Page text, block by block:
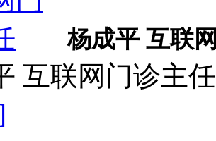
杨成平 互联
互联网门诊主